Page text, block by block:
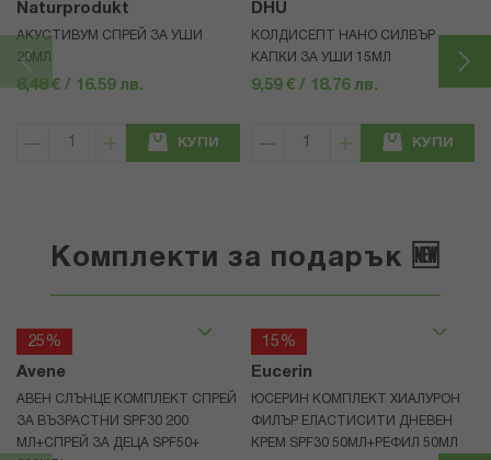
Naturprodukt
АКУСТИВУМ СПРЕЙ ЗА УШИ
20МЛ
8,48 € / 16.59 лв.
КУПИ
DHU
КОЛДИСЕПТ НАНО СИЛВЪР
КАПКИ ЗА УШИ 15МЛ
9,59 € / 18.76 лв.
КУПИ
Комплекти за подарък 🆕
25%
Avene
АВЕН СЛЪНЦЕ КОМПЛЕКТ СПРЕЙ
ЗА ВЪЗРАСТНИ SPF30 200
МЛ+СПРЕЙ ЗА ДЕЦА SPF50+
15%
Eucerin
ЮСЕРИН КОМПЛЕКТ ХИАЛУРОН
ФИЛЪР ЕЛАСТИСИТИ ДНЕВЕН
КРЕМ SPF30 50МЛ+РЕФИЛ 50МЛ